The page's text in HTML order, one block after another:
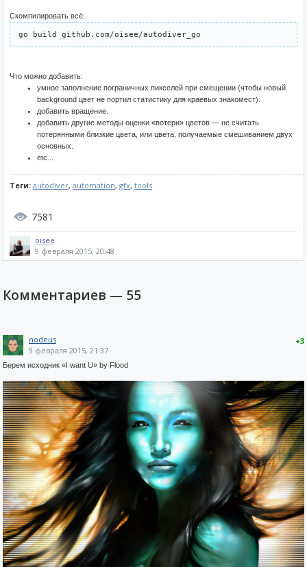
Скомпилировать всё:
go build github.com/oisee/autodiver_go
Что можно добавить:
умное заполнение пограничных пикселей при смещении (чтобы новый
background цвет не портил статистику для краевых знакомест).
добавить вращение.
добавить другие методы оценки «потери» цветов — не считать
потерянными близкие цвета, или цвета, получаемые смешиванием двух
основных.
etc...
Теги: autodiver, automation, gfx, tools
7581
oisee
9 февраля 2015, 20:48
Комментариев — 55
+3
nodeus
9 февраля 2015, 21:37
Берем исходник «I want U» by Flood